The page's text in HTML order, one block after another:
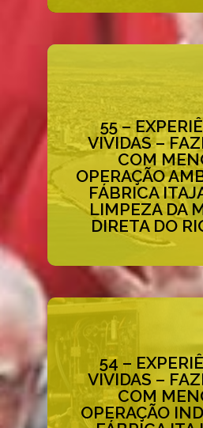
55 –
VIVIDAS –
COM
OPERAÇÃO
FÁBRICA
LIMPEZA DA
DIRETA DO
Acessar ao
54 –
VIVIDAS –
COM
OPERAÇÃO
Acessar ao